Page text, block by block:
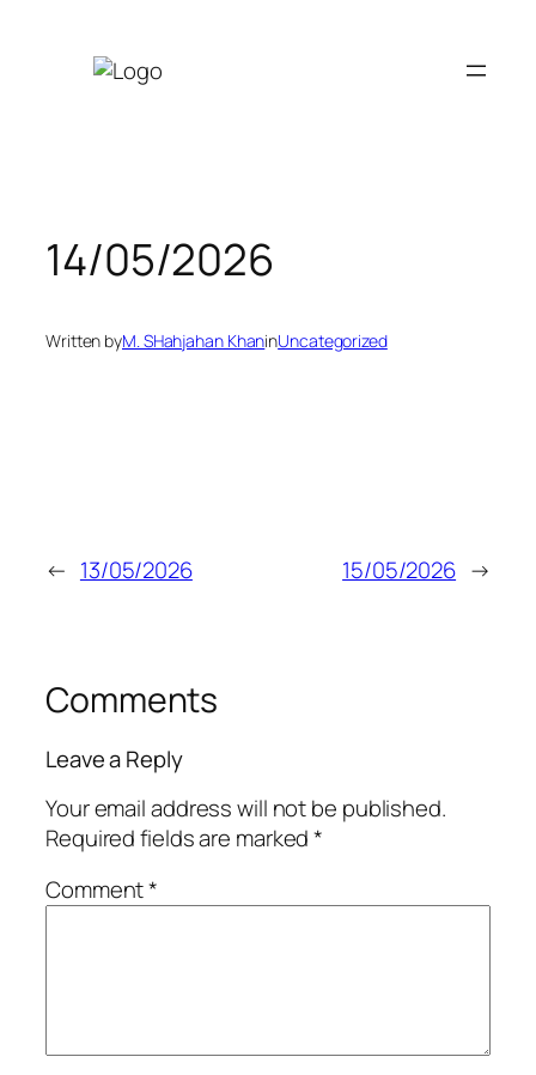
14/05/2026
Written byM. SHahjahan KhaninUncategorized
← 13/05/2026 15/05/2026 →
Comments
Leave a Reply
Your email address will not be published.
Required fields are marked*
Comment*